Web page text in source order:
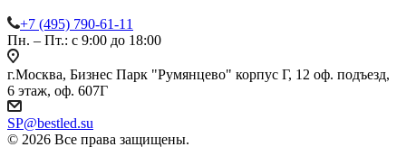
+7 (495) 790-61-11
Пн. – Пт.: с 9:00 до 18:00
г.Москва, Бизнес Парк "Румянцево" корпус Г, 12 оф. подъезд,
6 этаж, оф. 607Г
SP@bestled.su
© 2026 Все права защищены.